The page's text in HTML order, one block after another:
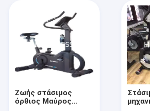
Ζωής στάσιμος
όρθιος Μαύρος